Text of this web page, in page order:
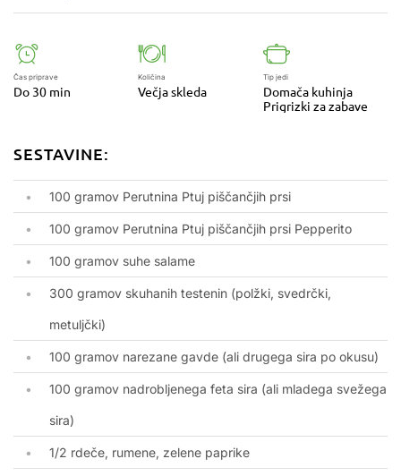
Čas priprave
Do 30 min
Količina
Večja skleda
Tip jedi
Domača kuhinja
Prigrizki za zabave
SESTAVINE:
100 gramov Perutnina Ptuj piščančjih prsi
100 gramov Perutnina Ptuj piščančjih prsi Pepperito
100 gramov suhe salame
300 gramov skuhanih testenin (polžki, svedrčki,
metuljčki)
100 gramov narezane gavde (ali drugega sira po okusu)
100 gramov nadrobljenega feta sira (ali mladega svežega
sira)
1/2 rdeče, rumene, zelene paprike